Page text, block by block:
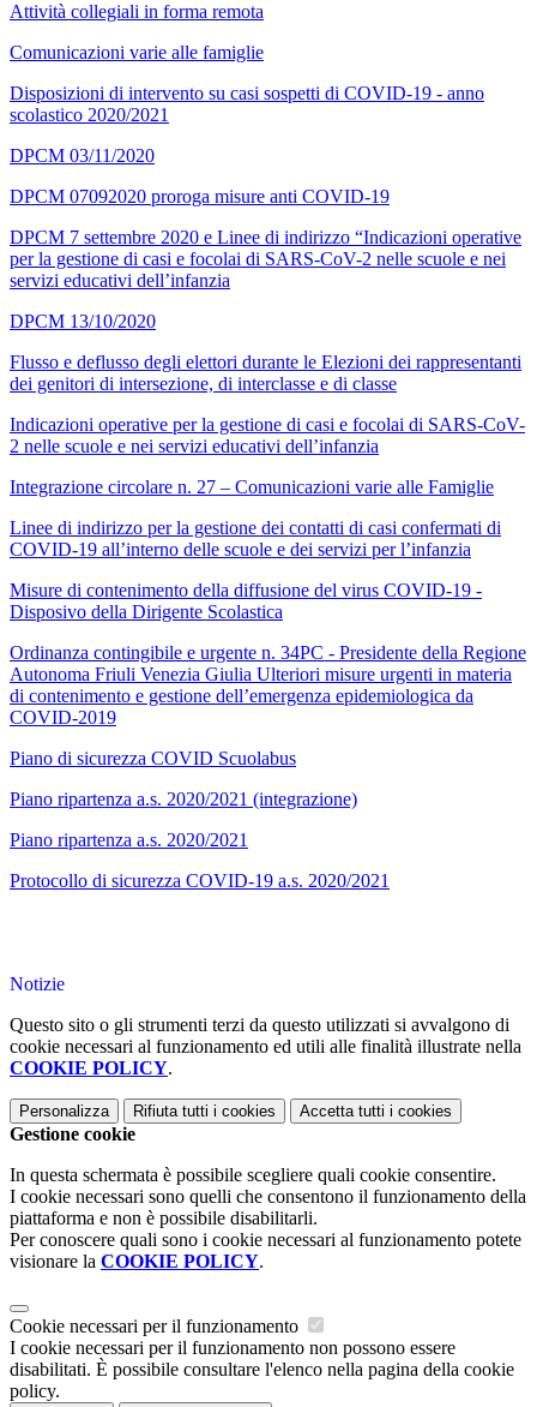
Attività collegiali in forma remota
Comunicazioni varie alle famiglie
Disposizioni di intervento su casi sospetti di COVID-19 - anno
scolastico 2020/2021
DPCM 03/11/2020
DPCM 07092020 proroga misure anti COVID-19
DPCM 7 settembre 2020 e Linee di indirizzo “Indicazioni operative
per la gestione di casi e focolai di SARS-CoV-2 nelle scuole e nei
servizi educativi dell’infanzia
DPCM 13/10/2020
Flusso e deflusso degli elettori durante le Elezioni dei rappresentanti
dei genitori di intersezione, di interclasse e di classe
Indicazioni operative per la gestione di casi e focolai di SARS-CoV-
2 nelle scuole e nei servizi educativi dell’infanzia
Integrazione circolare n. 27 – Comunicazioni varie alle Famiglie
Linee di indirizzo per la gestione dei contatti di casi confermati di
COVID-19 all’interno delle scuole e dei servizi per l’infanzia
Misure di contenimento della diffusione del virus COVID-19 -
Disposivo della Dirigente Scolastica
Ordinanza contingibile e urgente n. 34PC - Presidente della Regione
Autonoma Friuli Venezia Giulia Ulteriori misure urgenti in materia
di contenimento e gestione dell’emergenza epidemiologica da
COVID-2019
Piano di sicurezza COVID Scuolabus
Piano ripartenza a.s. 2020/2021 (integrazione)
Piano ripartenza a.s. 2020/2021
Protocollo di sicurezza COVID-19 a.s. 2020/2021
Notizie
Questo sito o gli strumenti terzi da questo utilizzati si avvalgono di
cookie necessari al funzionamento ed utili alle finalità illustrate nella
COOKIE POLICY.
Personalizza Rifiuta tutti i cookies Accetta tutti i cookies
Gestione cookie
In questa schermata è possibile scegliere quali cookie consentire.
I cookie necessari sono quelli che consentono il funzionamento della
piattaforma e non è possibile disabilitarli.
Per conoscere quali sono i cookie necessari al funzionamento potete
visionare la COOKIE POLICY.
Cookie necessari per il funzionamento
I cookie necessari per il funzionamento non possono essere
disabilitati. È possibile consultare l'elenco nella pagina della cookie
policy.